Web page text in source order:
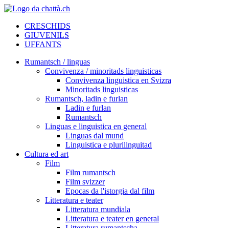
CRESCHIDS
GIUVENILS
UFFANTS
Rumantsch / linguas
Convivenza / minoritads linguisticas
Convivenza linguistica en Svizra
Minoritads linguisticas
Rumantsch, ladin e furlan
Ladin e furlan
Rumantsch
Linguas e linguistica en general
Linguas dal mund
Linguistica e plurilinguitad
Cultura ed art
Film
Film rumantsch
Film svizzer
Epocas da l'istorgia dal film
Litteratura e teater
Litteratura mundiala
Litteratura e teater en general